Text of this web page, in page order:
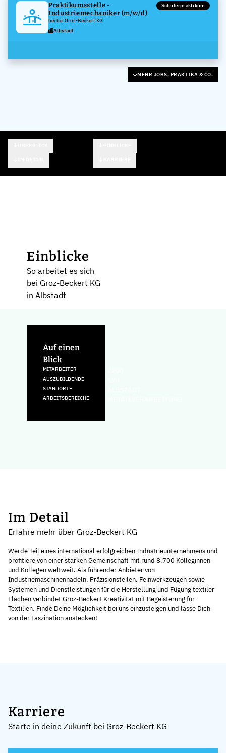
Praktikumsstelle -
Industriemechaniker (m/w/d)
bei bei Groz-Beckert KG
Schülerpraktikum
Albstadt
MEHR JOBS, PRAKTIKA & CO.
Einblicke
So arbeitet es sich
bei Groz-Beckert KG
in Albstadt
Auf einen
Blick
MITARBEITER
AUSZUBILDENDE
STANDORTE
ARBEITSBEREICHE
Im Detail
Erfahre mehr über Groz-Beckert KG
Werde Teil eines international erfolgreichen Industrieunternehmens und
profitiere von einer starken Gemeinschaft mit rund 8.700 Kolleginnen
und Kollegen weltweit. Als führender Anbieter von
Industriemaschinennadeln, Präzisionsteilen, Feinwerkzeugen sowie
Systemen und Dienstleistungen für die Herstellung und Fügung textiler
Flächen verbindet Groz-Beckert Kreativität mit Begeisterung für
Textilien. Finde Deine Möglichkeit bei uns einzusteigen und lasse Dich
von der Faszination anstecken!
Karriere
Starte in deine Zukunft bei Groz-Beckert KG